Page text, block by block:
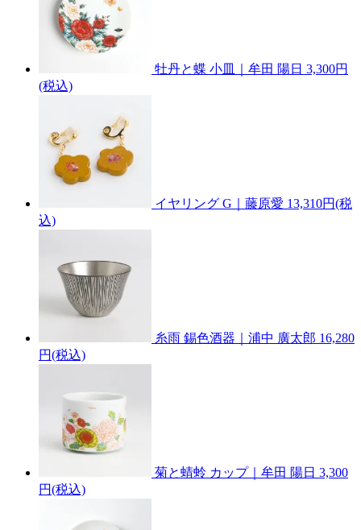
牡丹と蝶 小皿｜牟田 陽日 3,300円
(税込)
イヤリング G｜藤原愛 13,310円(税
込)
糸雨 錫色酒器｜浦中 廣太郎 16,280
円(税込)
菊と蜻蛉 カップ｜牟田 陽日 3,300
円(税込)